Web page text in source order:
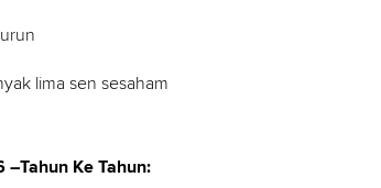
lima sen sesaham
–Tahun Ke Tahun: